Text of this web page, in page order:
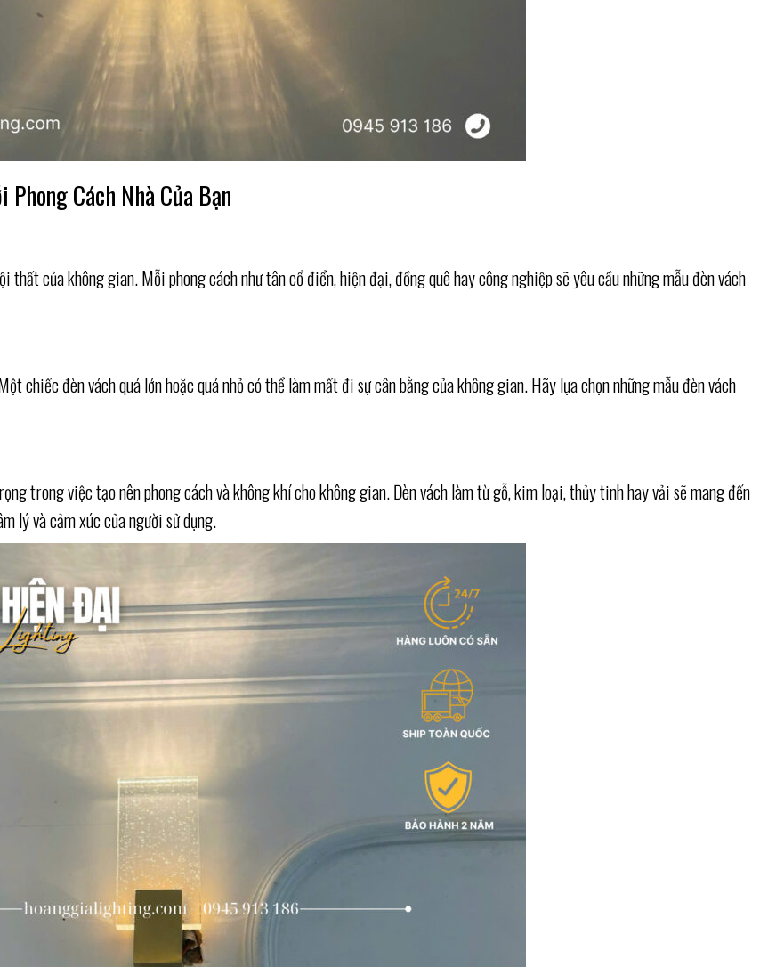
Cách Nhà Của Bạn
của không gian. Mỗi phong cách như tân cổ điển, hiện đại, đồng quê hay công nghiệp sẽ yêu cầu những mẫu đèn vách
chiếc đèn vách quá lớn hoặc quá nhỏ có thể làm mất đi sự cân bằng của không gian. Hãy lựa chọn những mẫu đèn vách
trong việc tạo nên phong cách và không khí cho không gian. Đèn vách làm từ gỗ, kim loại, thủy tinh hay vải sẽ mang đến
lý và cảm xúc của người sử dụng.